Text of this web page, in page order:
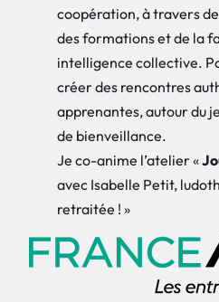
coopération, à travers
des formations et de la
intelligence collective.
créer des rencontres
apprenantes, autour du
de bienveillance.
Je co-anime l’atelier «
avec Isabelle Petit,
retraitée ! »